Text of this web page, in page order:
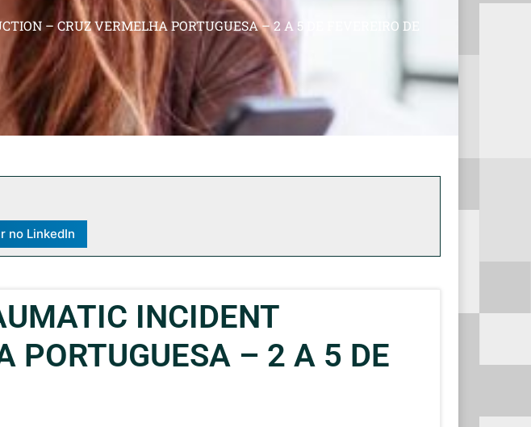
– CRUZ VERMELHA PORTUGUESA – 2 A 5 DE FEVEREIRO DE
no LinkedIn
INCIDENT
PORTUGUESA – 2 A 5 DE